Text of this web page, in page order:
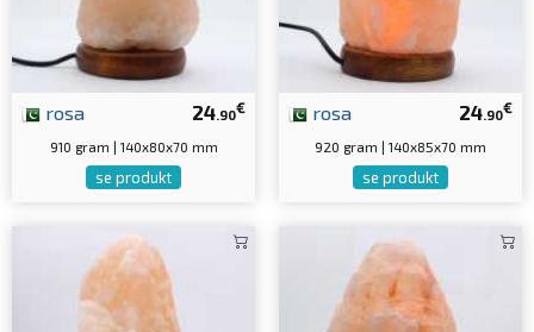
24.90€
rosa
910 gram | 140x80x70 mm
se produkt
24.90€
rosa
920 gram | 140x85x70 mm
se produkt